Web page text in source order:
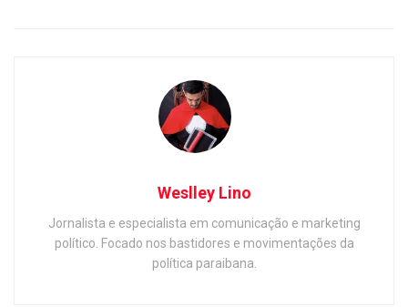
Weslley Lino
Jornalista e especialista em comunicação e marketing
político. Focado nos bastidores e movimentações da
política paraibana.